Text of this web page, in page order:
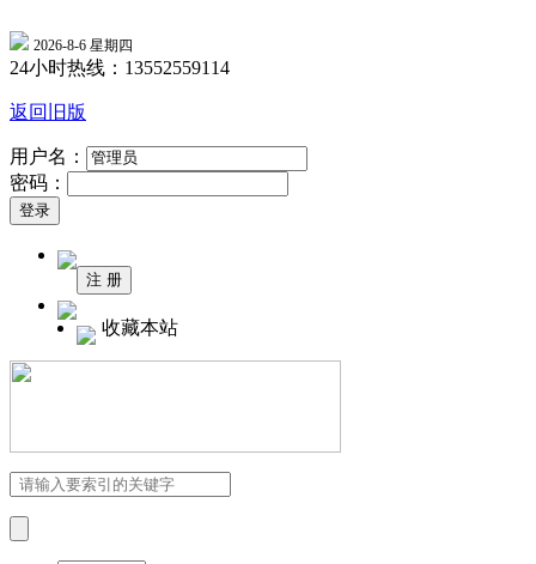
2026-8-6 星期四
24小时热线：13552559114
返回旧版
用户名：
密码：
收藏本站